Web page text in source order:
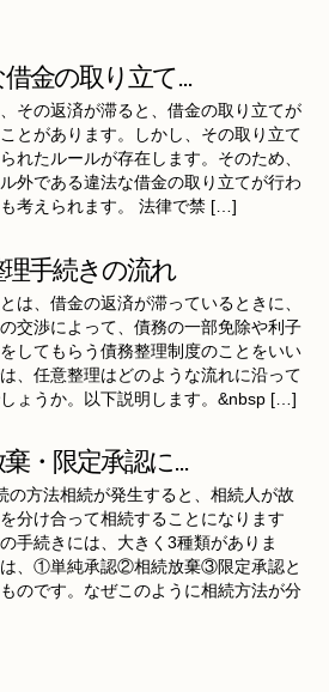
金の取り立て...
その返済が滞ると、借金の取り立てが
とがあります。しかし、その取り立て
れたルールが存在します。そのため、
外である違法な借金の取り立てが行わ
考えられます。 法律で禁 […]
手続きの流れ
は、借金の返済が滞っているときに、
交渉によって、債務の一部免除や利子
してもらう債務整理制度のことをいい
、任意整理はどのような流れに沿って
ょうか。以下説明します。&nbsp […]
・限定承認に...
の方法相続が発生すると、相続人が故
分け合って相続することになります
手続きには、大きく3種類がありま
、①単純承認②相続放棄③限定承認と
のです。なぜこのように相続方法が分